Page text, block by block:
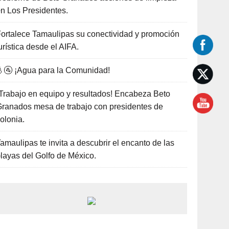
Los Presidentes.
Tamaulipas su conectividad y promoción
desde el AIFA.
¡Agua para la Comunidad!
en equipo y resultados! Encabeza Beto
mesa de trabajo con presidentes de
te invita a descubrir el encanto de las
del Golfo de México.